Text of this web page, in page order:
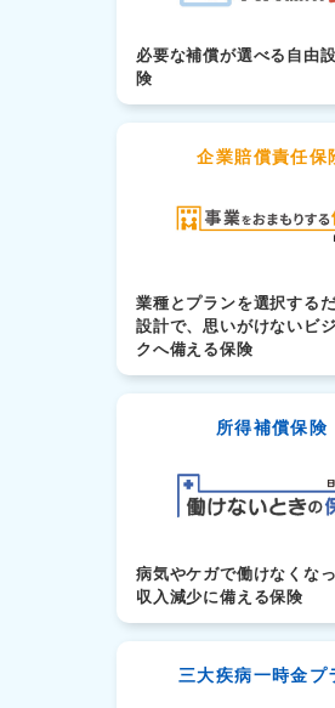
必要な補償が選べる自由
険
企業賠償責任保
業種とプランを選択する
設計で、思いがけないビ
クへ備える保険
所得補償保険
病気やケガで働けなくな
収入減少に備える保険
三大疾病一時金プ